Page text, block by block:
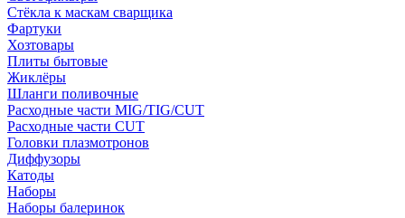
Стёкла к маскам сварщика
Фартуки
Хозтовары
Плиты бытовые
Жиклёры
Шланги поливочные
Расходные части MIG/TIG/CUT
Расходные части CUT
Головки плазмотронов
Диффузоры
Катоды
Наборы
Наборы балеринок